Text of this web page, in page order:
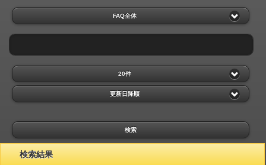
FAQ全体
20件
更新日降順
検索
検索結果